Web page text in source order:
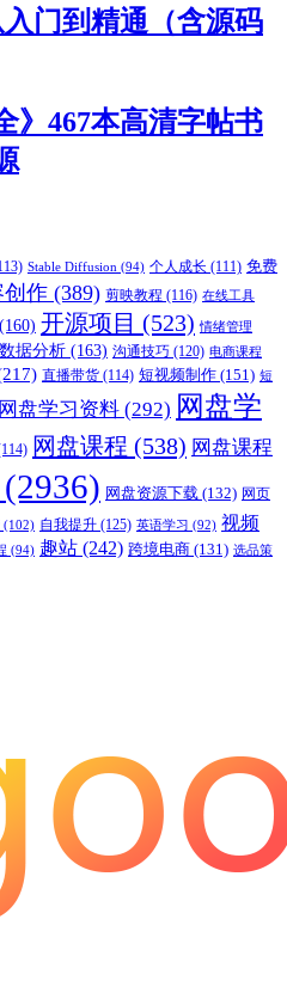
门到精通（含源码
》467本高清字帖书
Stable Diffusion (94) 个人成长 (111) 免费
创作 (389) 剪映教程 (116) 在线工具
(160) 开源项目 (523) 情绪管理
数据分析 (163) 沟通技巧 (120) 电商课程
直播带货 (114) 短视频制作 (151) 短
网盘学习资料 (292) 网盘学
网盘课程 (538) 网盘课程
(2936) 网盘资源下载 (132) 网页
(102) 自我提升 (125) 英语学习 (92) 视频
(94) 趣站 (242) 跨境电商 (131) 选品策